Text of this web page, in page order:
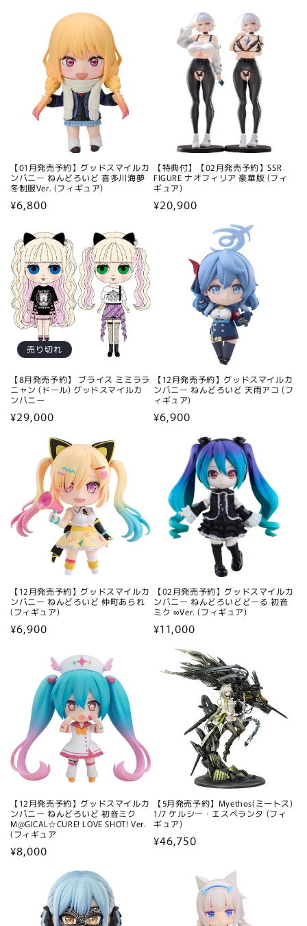
【01月発売予約】グッドスマイルカ
ンパニー ねんどろいど 喜多川海夢
冬制服Ver. (フィギュア)
通
価
格
¥6,800
【特典付】【02月発売予約】SSR
FIGURE ナオフィリア 豪華版 (フィ
ギュア)
通
¥20,900
売り切れ
【8月発売予約】 ブライス ミミララ
ニャン (ドール) グッドスマイルカ
ンパニー
通
¥29,000
【12月発売予約】グッドスマイルカ
ンパニー ねんどろいど 天雨アコ (フ
ィギュア)
通
¥6,900
【12月発売予約】グッドスマイルカ
ンパニー ねんどろいど 仲町あられ
(フィギュア)
通
¥6,900
【02月発売予約】グッドスマイルカ
ンパニー ねんどろいどどーる 初音
ミク ∞Ver. (フィギュア)
通
格
¥11,000
【12月発売予約】グッドスマイルカ
ンパニー ねんどろいど 初音ミク
M@GICAL☆CURE! LOVE SHOT! Ver.
(フィギュア
通
¥8,000
【5月発売予約】Myethos(ミートス)
1/7 ケルシー・エスペランタ (フィ
ギュア)
通
¥46,750